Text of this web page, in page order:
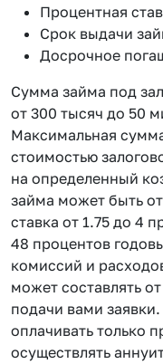
Процентная
Срок выдачи
Досрочное
Сумма займа под
от 300 тысяч до 50
Максимальная
стоимостью
на определенный
займа может быть
ставка от 1.75 до 4
48 процентов
комиссий и
может составлять
подачи вами
оплачивать только
осуществлять